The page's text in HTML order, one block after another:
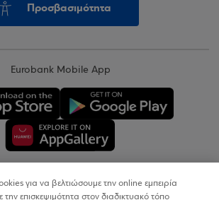
Προσβασιμότητα
Eurobank Mobile App
Copyright © 2026
για να βελτιώσουμε την online εμπειρία
επισκεψιμότητα στον διαδικτυακό τόπο